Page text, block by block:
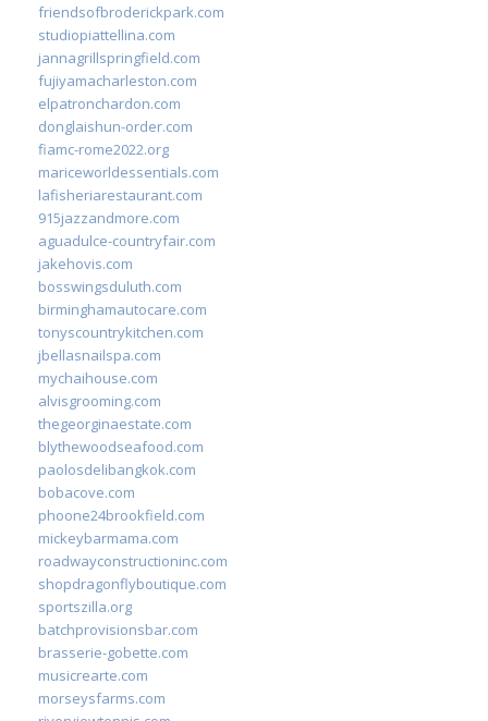
friendsofbroderickpark.com
studiopiattellina.com
jannagrillspringfield.com
fujiyamacharleston.com
elpatronchardon.com
donglaishun-order.com
fiamc-rome2022.org
mariceworldessentials.com
lafisheriarestaurant.com
915jazzandmore.com
aguadulce-countryfair.com
jakehovis.com
bosswingsduluth.com
birminghamautocare.com
tonyscountrykitchen.com
jbellasnailspa.com
mychaihouse.com
alvisgrooming.com
thegeorginaestate.com
blythewoodseafood.com
paolosdelibangkok.com
bobacove.com
phoone24brookfield.com
mickeybarmama.com
roadwayconstructioninc.com
shopdragonflyboutique.com
sportszilla.org
batchprovisionsbar.com
brasserie-gobette.com
musicrearte.com
morseysfarms.com